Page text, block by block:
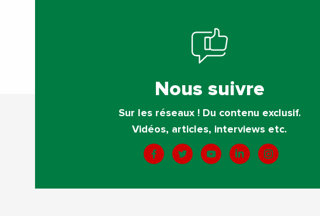
Nous suivre
Sur les réseaux ! Du contenu exclusif.
Vidéos, articles, interviews etc.